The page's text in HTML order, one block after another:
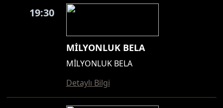
19:30
MİLYONLUK BELA
MİLYONLUK BELA
Detaylı Bilgi